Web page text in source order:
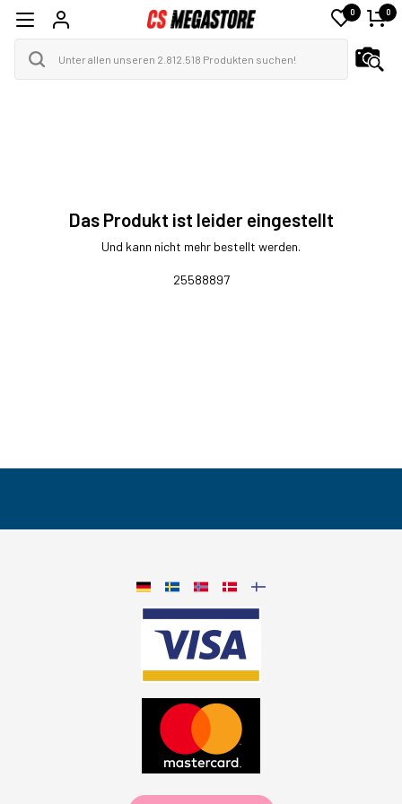
0 0
Das Produkt ist leider eingestellt
Und kann nicht mehr bestellt werden.
25588897